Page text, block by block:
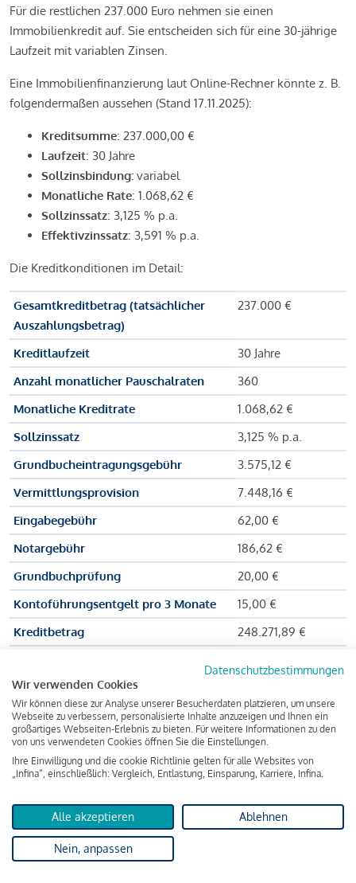
Für die restlichen 237.000 Euro nehmen sie einen
Immobilienkredit auf. Sie entscheiden sich für eine 30-jährige
Laufzeit mit variablen Zinsen.
Eine Immobilienfinanzierung laut Online-Rechner könnte z. B.
folgendermaßen aussehen (Stand 17.11.2025):
Kreditsumme: 237.000,00 €
Laufzeit: 30 Jahre
Sollzinsbindung: variabel
Monatliche Rate: 1.068,62 €
Sollzinssatz: 3,125 % p.a.
Effektivzinssatz: 3,591 % p.a.
Die Kreditkonditionen im Detail:
Gesamtkreditbetrag (tatsächlicher
Auszahlungsbetrag)
237.000 €
Kreditlaufzeit
30 Jahre
Anzahl monatlicher Pauschalraten
360
Monatliche Kreditrate
1.068,62 €
Sollzinssatz
3,125 % p.a.
Grundbucheintragungsgebühr
3.575,12 €
Vermittlungsprovision
7.448,16 €
Eingabegebühr
62,00 €
Notargebühr
186,62 €
Grundbuchprüfung
20,00 €
Kontoführungsentgelt pro 3 Monate
15,00 €
Kreditbetrag
248.271,89 €
Zu zahlender Gesamtbetrag
Kreditvermittler
INFINA Credit
Broker GmbH
von 237.000 Euro ausgezahlt, um die Wohnung zu kaufen.
Darüber hinaus fallen aber noch einige Gebühren an (z. B. die
Grundbucheintragungsgebühr), sodass die Bank den
Datenschutzbestimmungen
Wir verwenden Cookies
Wir können diese zur Analyse unserer Besucherdaten platzieren, um unsere
Webseite zu verbessern, personalisierte Inhalte anzuzeigen und Ihnen ein
großartiges Webseiten-Erlebnis zu bieten. Für weitere Informationen zu den
von uns verwendeten Cookies öffnen Sie die Einstellungen.
Ihre Einwilligung und die cookie Richtlinie gelten für alle Websites von
„Infina“, einschließlich: Vergleich, Entlastung, Einsparung, Karriere, Infina.
Alle akzeptieren Ablehnen
Nein, anpassen